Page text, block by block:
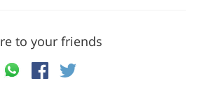
to your friends